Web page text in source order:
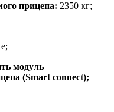
прицепа: 2350 кг;
модуль
(Smart connect);